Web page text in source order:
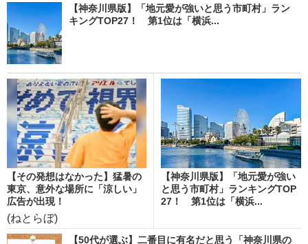
【神奈川県版】「地元愛が強いと思う市町村」ラン
キングTOP27！ 第1位は「横浜...
【その発想はなかった】猛暑の
東京、意外な場所に「涼しい」
広告が出現！
(ねとらぼ)
【神奈川県版】「地元愛が強い
と思う市町村」ランキングTOP
27！ 第1位は「横浜...
【50代が選ぶ】二番目に有名だと思う「神奈川県の